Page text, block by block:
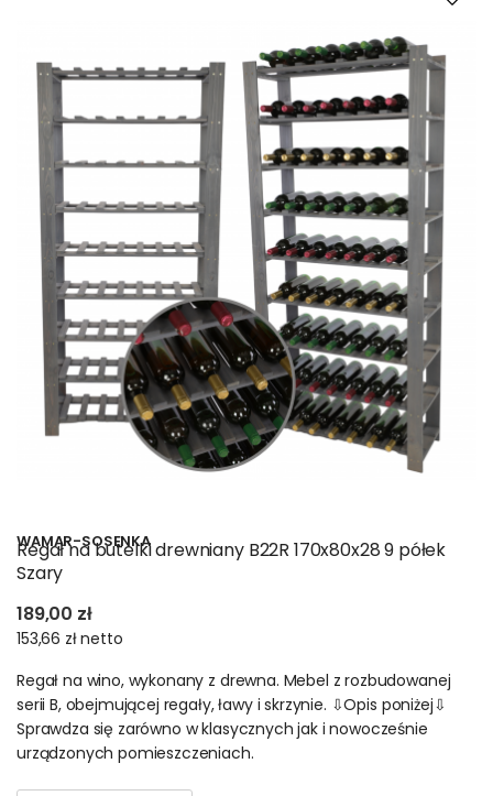
WAMAR-SOSENKA
Regał na butelki drewniany B22R 170x80x28 9 półek
Szary
189,00 zł
153,66 złnetto
Regał na wino, wykonany z drewna. Mebel z rozbudowanej
serii B, obejmującej regały, ławy i skrzynie. ⇩Opis poniżej⇩
Sprawdza się zarówno w klasycznych jak i nowocześnie
urządzonych pomieszczeniach.